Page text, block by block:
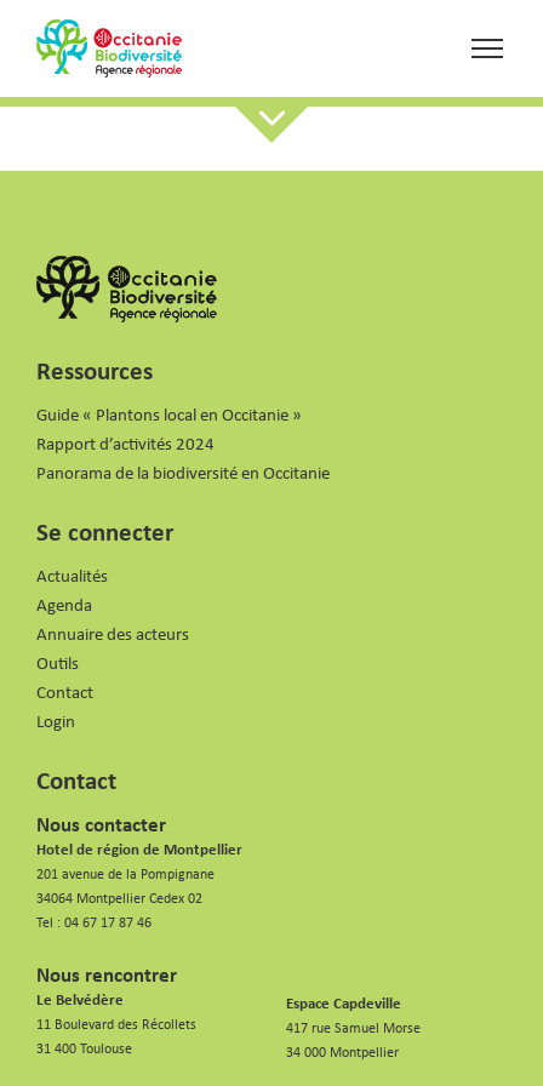
Ressources
Guide « Plantons local en Occitanie »
Rapport d’activités 2024
Panorama de la biodiversité en Occitanie
Se connecter
Actualités
Agenda
Annuaire des acteurs
Outils
Contact
Login
Contact
Nous contacter
Hotel de région de Montpellier
201 avenue de la Pompignane
34064 Montpellier Cedex 02
Tel : 04 67 17 87 46
Nous rencontrer
Le Belvédère
11 Boulevard des Récollets
31 400 Toulouse
Espace Capdeville
417 rue Samuel Morse
34 000 Montpellier